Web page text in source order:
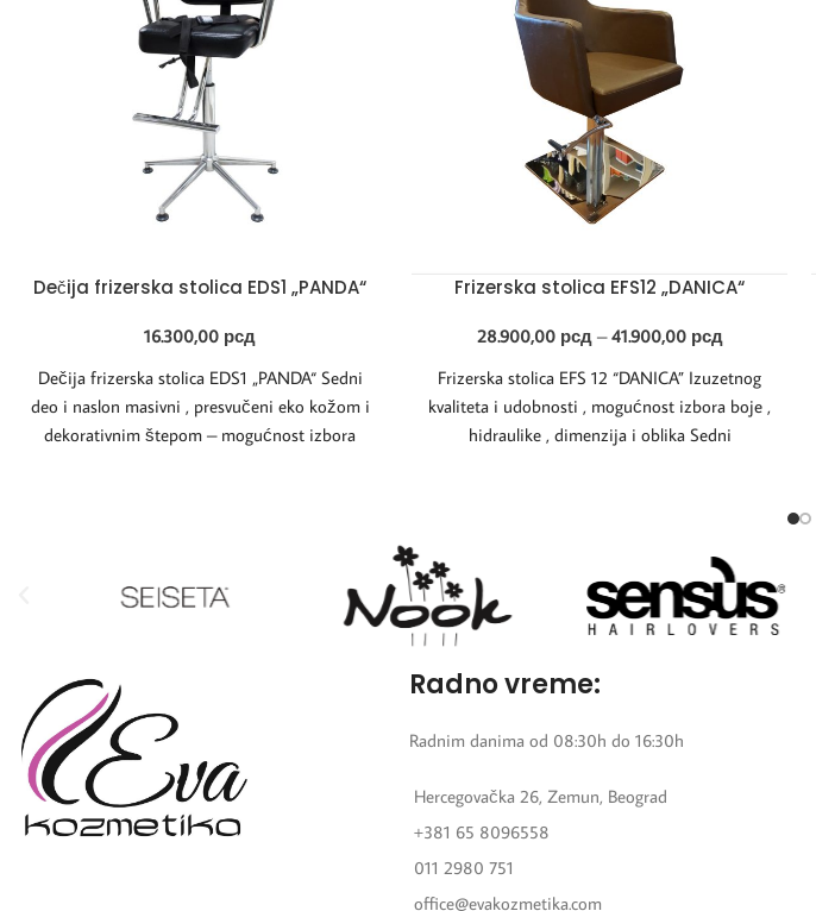
Dečija frizerska stolica EDS1 „PANDA“
16.300,00 рсд
Dečija frizerska stolica EDS1 „PANDA“ Sedni
deo i naslon masivni , presvučeni eko kožom i
dekorativnim štepom – mogućnost izbora
Frizerska stolica EFS12 „DANICA“
28.900,00 рсд – 41.900,00 рсд
Frizerska stolica EFS 12 “DANICA” Izuzetnog
kvaliteta i udobnosti , mogućnost izbora boje ,
hidraulike , dimenzija i oblika Sedni
Radno vreme:
Radnim danima od 08:30h do 16:30h
Hercegovačka 26, Zemun, Beograd
+381 65 8096558
011 2980 751
office@evakozmetika.com